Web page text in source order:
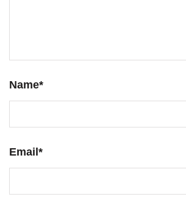
Name*
Email *